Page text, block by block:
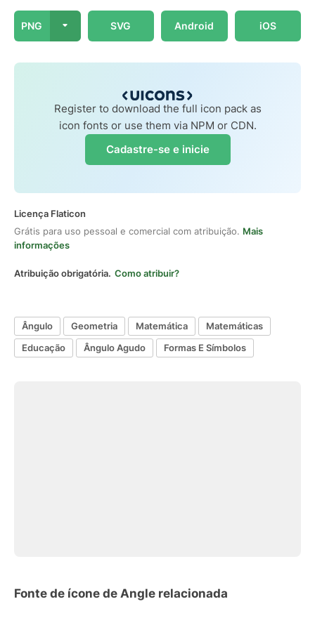
PNG SVG Android iOS
Register to download the full icon pack as
icon fonts or use them via NPM or CDN.
Cadastre-se e inicie
Licença Flaticon
Grátis para uso pessoal e comercial com atribuição. Mais
informações
Atribuição obrigatória. Como atribuir?
Ângulo Geometria Matemática
Matemáticas
Educação
Ângulo Agudo Formas E Símbolos
Fonte de ícone de Angle relacionada